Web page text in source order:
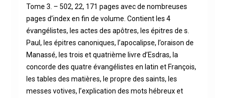
Tome 3. – 502, 22, 171 pages avec de nombreuses
pages d’index en fin de volume. Contient les 4
évangélistes, les actes des apôtres, les épitres de s.
Paul, les épitres canoniques, l’apocalipse, l’oraison de
Manassé, les trois et quatrième livre d’Esdras, la
concorde des quatre évangélistes en latin et François,
les tables des matières, le propre des saints, les
messes votives, l’explication des mots hébreux et